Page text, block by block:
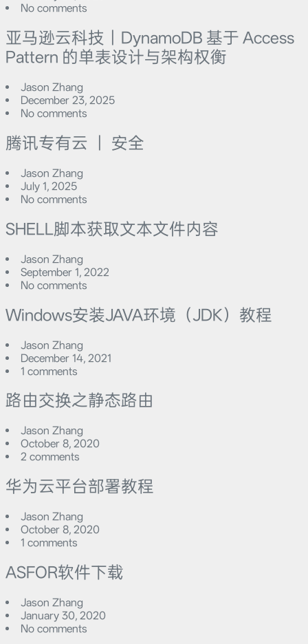
No comments
亚马逊云科技｜DynamoDB 基于 Access
Pattern 的单表设计与架构权衡
Jason Zhang
December 23, 2025
No comments
腾讯专有云 ｜ 安全
Jason Zhang
July 1, 2025
No comments
SHELL脚本获取文本文件内容
Jason Zhang
September 1, 2022
No comments
Windows安装JAVA环境（JDK）教程
Jason Zhang
December 14, 2021
1 comments
路由交换之静态路由
Jason Zhang
October 8, 2020
2 comments
华为云平台部署教程
Jason Zhang
October 8, 2020
1 comments
ASFOR软件下载
Jason Zhang
January 30, 2020
No comments